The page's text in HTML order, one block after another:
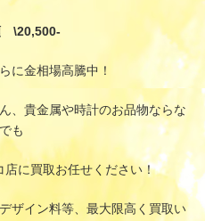
\20,500-
に金相場高騰中！
、貴金属や時計のお品物ならな
も
に買取お任せください！
ザイン料等、最大限高く買取い